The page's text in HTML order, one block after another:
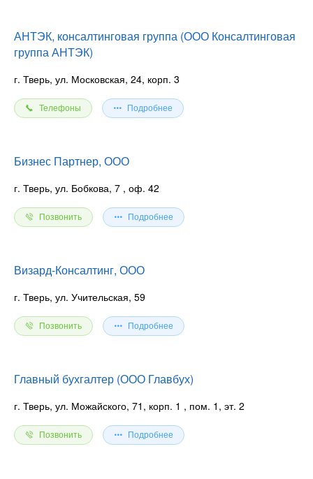
АНТЭК, консалтинговая группа (ООО Консалтинговая
группа АНТЭК)
г. Тверь, ул. Московская, 24, корп. 3
Телефоны Подробнее
Бизнес Партнер, ООО
г. Тверь, ул. Бобкова, 7 , оф. 42
Позвонить Подробнее
Визард-Консалтинг, ООО
г. Тверь, ул. Учительская, 59
Позвонить Подробнее
Главный бухгалтер (ООО Главбух)
г. Тверь, ул. Можайского, 71, корп. 1 , пом. 1, эт. 2
Позвонить Подробнее